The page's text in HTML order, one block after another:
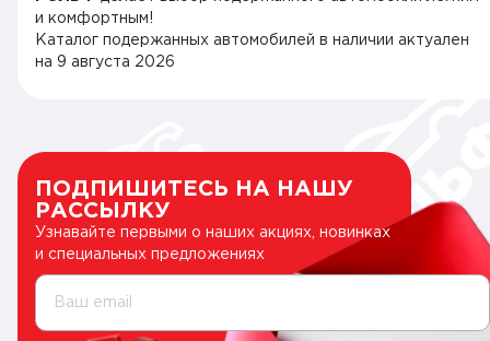
и комфортным!
Каталог подержанных автомобилей в наличии актуален
на 9 августа 2026
ПОДПИШИТЕСЬ НА НАШУ
РАССЫЛКУ
Узнавайте первыми о наших акциях, новинках
и специальных предложениях
Ваш email